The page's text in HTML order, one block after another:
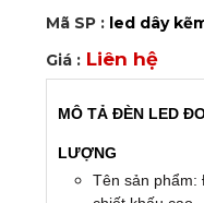
Mã SP : led dây
Giá : Liên hệ
MÔ TẢ ĐÈN LED
LƯỢNG
Tên sản phẩm: